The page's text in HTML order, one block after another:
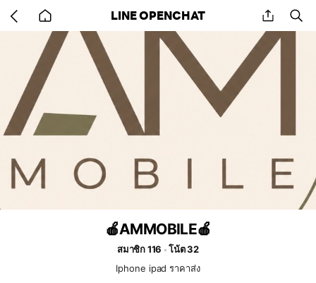
back
to
home
LINE OPENCHAT share
🍎AMMOBILE🍎
สมาชิก 116
โน้ต 32
Iphone ipad ราคาส่ง